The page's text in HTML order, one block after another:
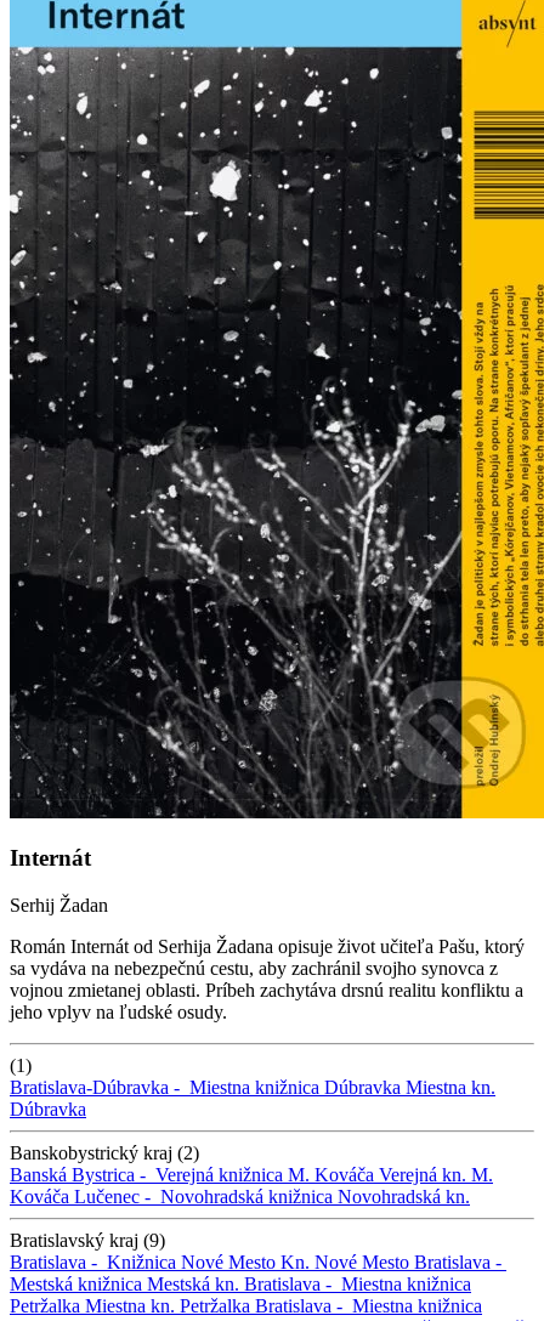
Internát
Serhij Žadan
Román Internát od Serhija Žadana opisuje život učiteľa Pašu, ktorý
sa vydáva na nebezpečnú cestu, aby zachránil svojho synovca z
vojnou zmietanej oblasti. Príbeh zachytáva drsnú realitu konfliktu a
jeho vplyv na ľudské osudy.
(1)
Bratislava-Dúbravka - Miestna knižnica Dúbravka Miestna kn.
Dúbravka
Banskobystrický kraj (2)
Banská Bystrica - Verejná knižnica M. Kováča Verejná kn. M.
Kováča Lučenec - Novohradská knižnica Novohradská kn.
Bratislavský kraj (9)
Bratislava - Knižnica Nové Mesto Kn. Nové Mesto Bratislava -
Mestská knižnica Mestská kn. Bratislava - Miestna knižnica
Petržalka Miestna kn. Petržalka Bratislava - Miestna knižnica